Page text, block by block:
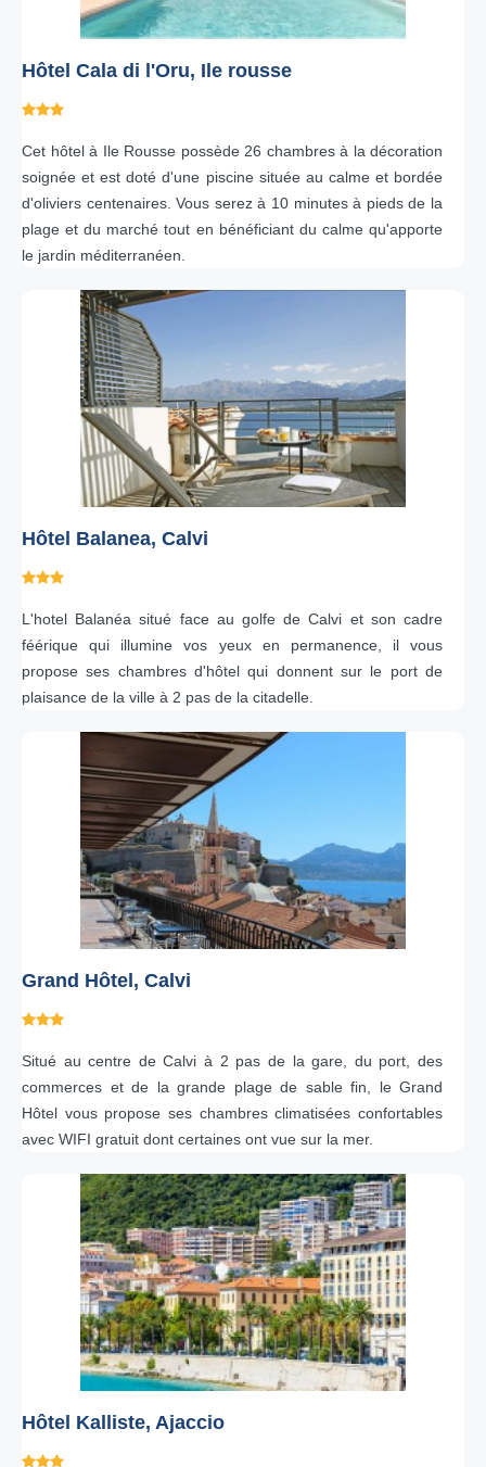
Hôtel Cala di l'Oru, Ile rousse
Cet hôtel à Ile Rousse possède 26 chambres à la décoration
soignée et est doté d'une piscine située au calme et bordée
d'oliviers centenaires. Vous serez à 10 minutes à pieds de la
plage et du marché tout en bénéficiant du calme qu'apporte
le jardin méditerranéen.
Hôtel Balanea, Calvi
L'hotel Balanéa situé face au golfe de Calvi et son cadre
féérique qui illumine vos yeux en permanence, il vous
propose ses chambres d'hôtel qui donnent sur le port de
plaisance de la ville à 2 pas de la citadelle.
Grand Hôtel, Calvi
Situé au centre de Calvi à 2 pas de la gare, du port, des
commerces et de la grande plage de sable fin, le Grand
Hôtel vous propose ses chambres climatisées confortables
avec WIFI gratuit dont certaines ont vue sur la mer.
Hôtel Kalliste, Ajaccio